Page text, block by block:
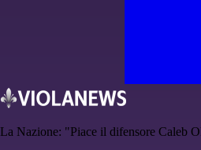
La Nazione: "Piace il difensore Caleb